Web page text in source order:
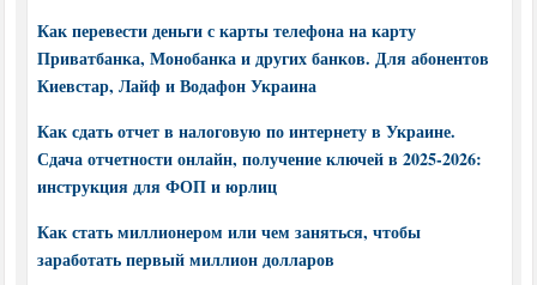
Как перевести деньги с карты телефона на карту
Приватбанка, Монобанка и других банков. Для абонентов
Киевстар, Лайф и Водафон Украина
Как сдать отчет в налоговую по интернету в Украине.
Сдача отчетности онлайн, получение ключей в 2025-2026:
инструкция для ФОП и юрлиц
Как стать миллионером или чем заняться, чтобы
заработать первый миллион долларов